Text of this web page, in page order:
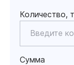
Количество, т
Сумма